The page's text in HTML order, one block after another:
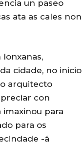
un paseo
ata as cales non
cidade, no inicio
arquitecto
con
para
para os
-á